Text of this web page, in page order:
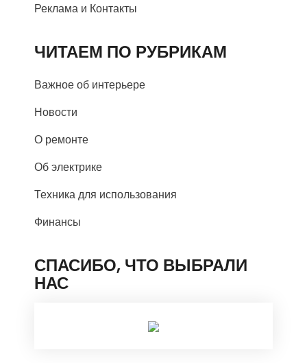
Реклама и Контакты
ЧИТАЕМ ПО РУБРИКАМ
Важное об интерьере
Новости
О ремонте
Об электрике
Техника для использования
Финансы
СПАСИБО, ЧТО ВЫБРАЛИ
НАС